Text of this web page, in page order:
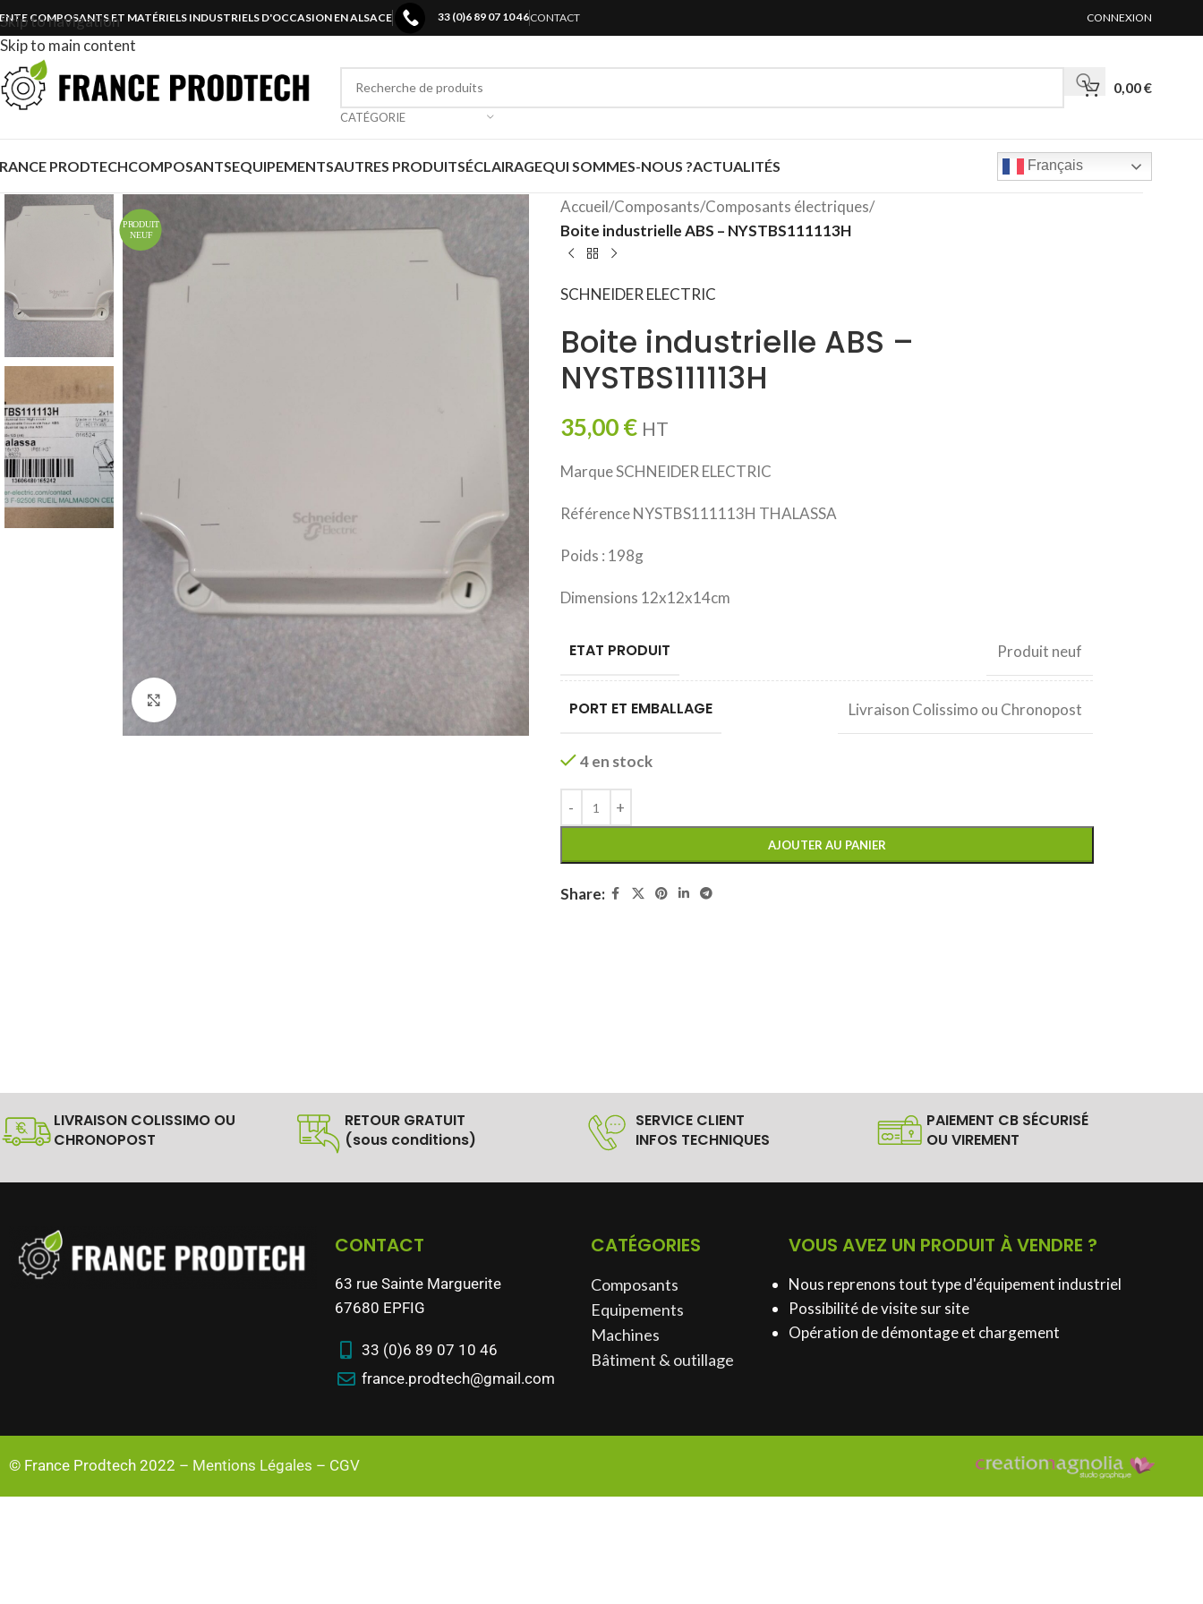
Skip to navigation
Skip to main content
COMPOSANTS ET MATÉRIELS INDUSTRIELS D'OCCASION EN ALSACE 33 (0)6 89 07 10 46CONTACT CONNEXION
CATÉGORIE
0,00€
PRODTECHCOMPOSANTSEQUIPEMENTSAUTRES PRODUITSÉCLAIRAGEQUI SOMMES-NOUS ?ACTUALITÉS Français
Click to enlarge
Accueil/Composants/Composants électriques/
Boite industrielle ABS – NYSTBS111113H
SCHNEIDER ELECTRIC
Boite industrielle ABS –
NYSTBS111113H
35,00€ HT
Marque SCHNEIDER ELECTRIC
Référence NYSTBS111113H THALASSA
Poids : 198g
Dimensions 12x12x14cm
ETAT PRODUIT Produit neuf
PORT ET EMBALLAGE Livraison Colissimo ou Chronopost
4 en stock
AJOUTER AU PANIER
Share:
LIVRAISON COLISSIMO OU
CHRONOPOST
RETOUR GRATUIT
(sous conditions)
SERVICE CLIENT
INFOS TECHNIQUES
PAIEMENT CB SÉCURISÉ
OU VIREMENT
CONTACT
63 rue Sainte Marguerite
67680 EPFIG
33 (0)6 89 07 10 46
france.prodtech@gmail.com
CATÉGORIES
Composants
Equipements
Machines
Bâtiment & outillage​
VOUS AVEZ UN PRODUIT À VENDRE ?
Nous reprenons tout type d'équipement industriel
Possibilité de visite sur site
Opération de démontage et chargement
© France Prodtech 2022 – Mentions Légales – CGV